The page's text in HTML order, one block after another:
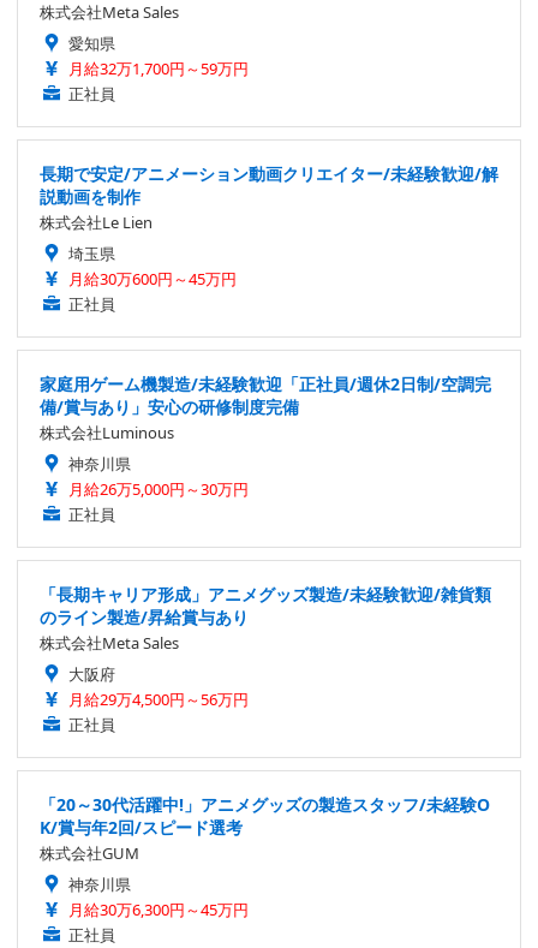
株式会社Meta Sales
愛知県
月給32万1,700円～59万円
正社員
長期で安定/アニメーション動画クリエイター/未経験歓迎/解
説動画を制作
株式会社Le Lien
埼玉県
月給30万600円～45万円
正社員
家庭用ゲーム機製造/未経験歓迎「正社員/週休2日制/空調完
備/賞与あり」安心の研修制度完備
株式会社Luminous
神奈川県
月給26万5,000円～30万円
正社員
「長期キャリア形成」アニメグッズ製造/未経験歓迎/雑貨類
のライン製造/昇給賞与あり
株式会社Meta Sales
大阪府
月給29万4,500円～56万円
正社員
「20～30代活躍中!」アニメグッズの製造スタッフ/未経験O
K/賞与年2回/スピード選考
株式会社GUM
神奈川県
月給30万6,300円～45万円
正社員